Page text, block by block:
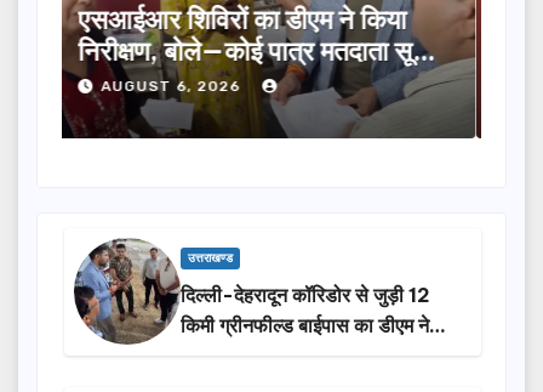
तीलू रौतेली पुरस्कार के लिए 13 महिलाओं
का चयन, 35 आंगनबाड़ी कार्यकर्तियां भी
होंगी सम्मानित…
AUGUST 6, 2026
उत्तराखण्ड
दिल्ली-देहरादून कॉरिडोर से जुड़ी 12
किमी ग्रीनफील्ड बाईपास का डीएम ने
किया निरीक्षण…